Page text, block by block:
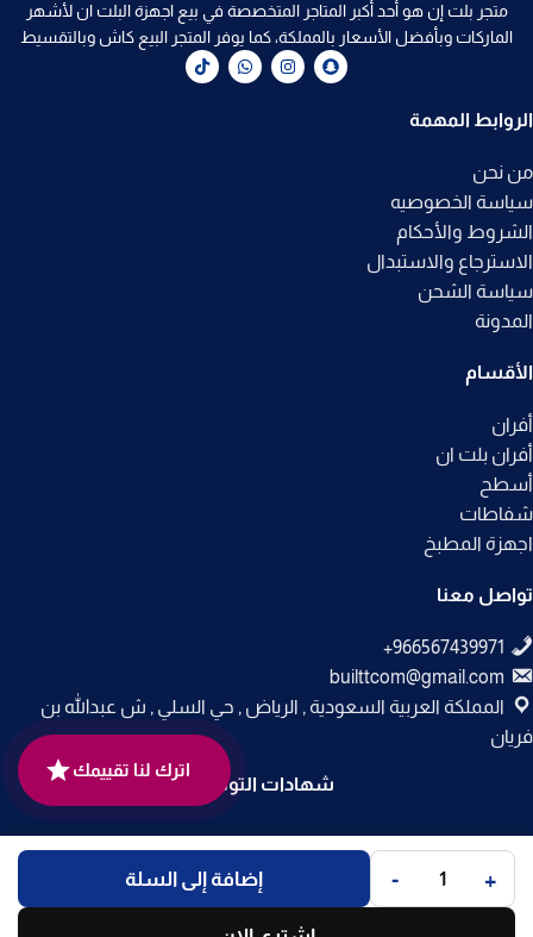
متجر بلت إن هو أحد أكبر المتاجر المتخصصة في بيع اجهزة البلت ان لأشهر
الماركات وبأفضل الأسعار بالمملكة، كما يوفر المتجر البيع كاش وبالتقسيط
الروابط المهمة
من نحن
سياسة الخصوصيه
الشروط والأحكام
الاسترجاع والاستبدال
سياسة الشحن
المدونة
الأقسام
أفران
أفران بلت ان
أسطح
شفاطات
اجهزة المطبخ
تواصل معنا
builttcom@gmail.com
المملكة العربية السعودية , الرياض , حي السلي , ش عبدالله بن
فريان
شهادات التوثيق
جميع الحقوق محفوظة لـمتجر بلت إن© 2025.
تم التطوير بواسطةCode Times
. +
- إضافة إلى السلة
اترك لنا تقييمك